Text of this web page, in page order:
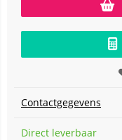
Contactgegevens
Direct leverbaar